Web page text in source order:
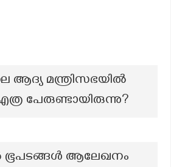
ആദ്യ മന്ത്രിസഭയിൽ
പേരുണ്ടായിരുന്നു?
ഭൂപടങ്ങൾ ആലേഖനം